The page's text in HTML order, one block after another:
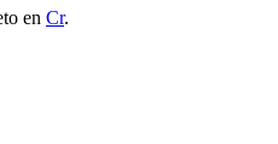
en Cr.